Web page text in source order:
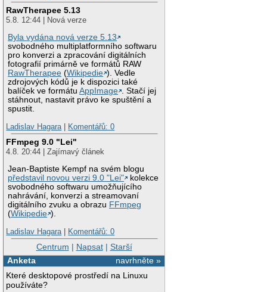
RawTherapee 5.13
5.8. 12:44 | Nová verze
Byla vydána nová verze 5.13
svobodného multiplatformního softwaru
pro konverzi a zpracování digitálních
fotografií primárně ve formátů RAW
RawTherapee (Wikipedie ). Vedle
zdrojových kódů je k dispozici také
balíček ve formátuAppImage
. Stačí jej
stáhnout, nastavit právo ke spuštění a
spustit.
Ladislav Hagara | Komentářů: 0
FFmpeg 9.0 "Lei"
4.8. 20:44 | Zajímavý článek
Jean-Baptiste Kempf na svém blogu
představil novou verzi 9.0 "Lei"
kolekce
svobodného softwaru umožňujícího
nahrávání, konverzi a streamovaní
digitálního zvuku a obrazu FFmpeg
(Wikipedie ).
Ladislav Hagara | Komentářů: 0
Centrum | Napsat| Starší
navrhněte »
Anketa
Které desktopové prostředí na Linuxu
používáte?